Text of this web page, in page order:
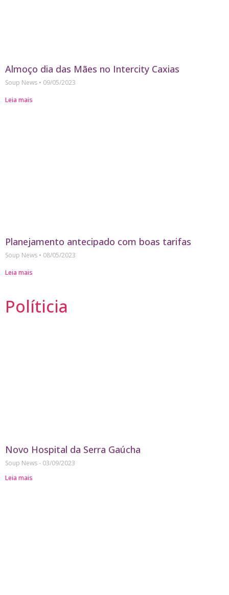
Almoço dia das Mães no Intercity Caxias
Soup News
09/05/2023
Leia mais
Planejamento antecipado com boas tarifas
Soup News
08/05/2023
Leia mais
Políticia
Novo Hospital da Serra Gaúcha
Soup News
03/09/2023
Leia mais